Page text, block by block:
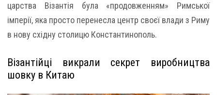
царства Візантія була «продовженням» Римської
імперії, яка просто перенесла центр своєї влади з Риму
в нову східну столицю Константинополь.
Візантійці викрали секрет виробництва
шовку в Китаю